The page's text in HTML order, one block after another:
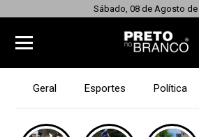
Sábado, 08 de Agosto de
Geral Esportes Política